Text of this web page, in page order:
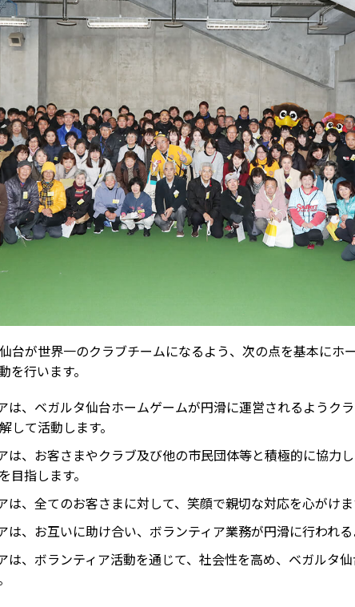
台が世界一のクラブチームになるよう、次の点を基本にホ
を行います。
は、ベガルタ仙台ホームゲームが円滑に運営されるようク
して活動します。
は、お客さまやクラブ及び他の市民団体等と積極的に協力
目指します。
は、全てのお客さまに対して、笑顔で親切な対応を心がけ
は、お互いに助け合い、ボランティア業務が円滑に行われ
は、ボランティア活動を通じて、社会性を高め、ベガルタ